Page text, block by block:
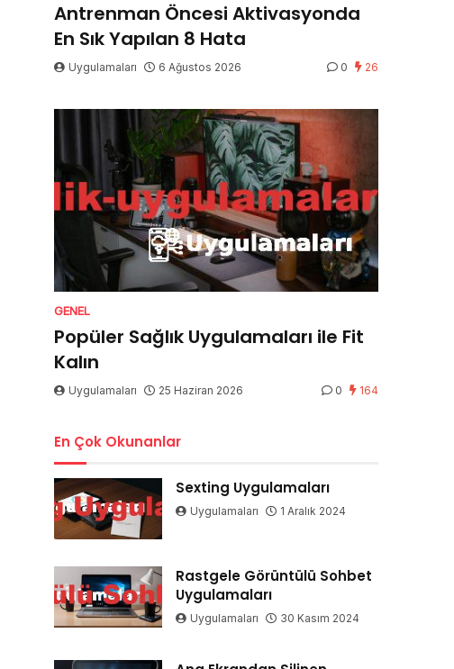
Antrenman Öncesi Aktivasyonda
En Sık Yapılan 8 Hata
Uygulamaları 6 Ağustos 2026 0 26
GENEL
Popüler Sağlık Uygulamaları ile Fit
Kalın
Uygulamaları 25 Haziran 2026 0 164
En Çok Okunanlar
Sexting Uygulamaları
Uygulamaları 1 Aralık 2024
Rastgele Görüntülü Sohbet
Uygulamaları
Uygulamaları 30 Kasım 2024